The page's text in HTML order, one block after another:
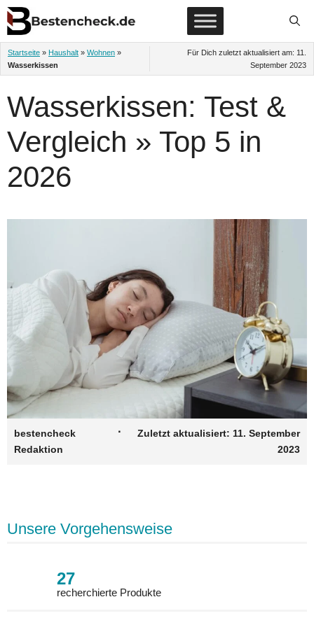
Zum
Inhalt
springen
Startseite » Haushalt » Wohnen »
Wasserkissen
Für Dich zuletzt aktualisiert am: 11.
September 2023
Wasserkissen: Test &
Vergleich » Top 5 in
2026
bestencheck
Redaktion
· Zuletzt aktualisiert: 11. September
2023
Unsere Vorgehensweise
27
recherchierte Produkte